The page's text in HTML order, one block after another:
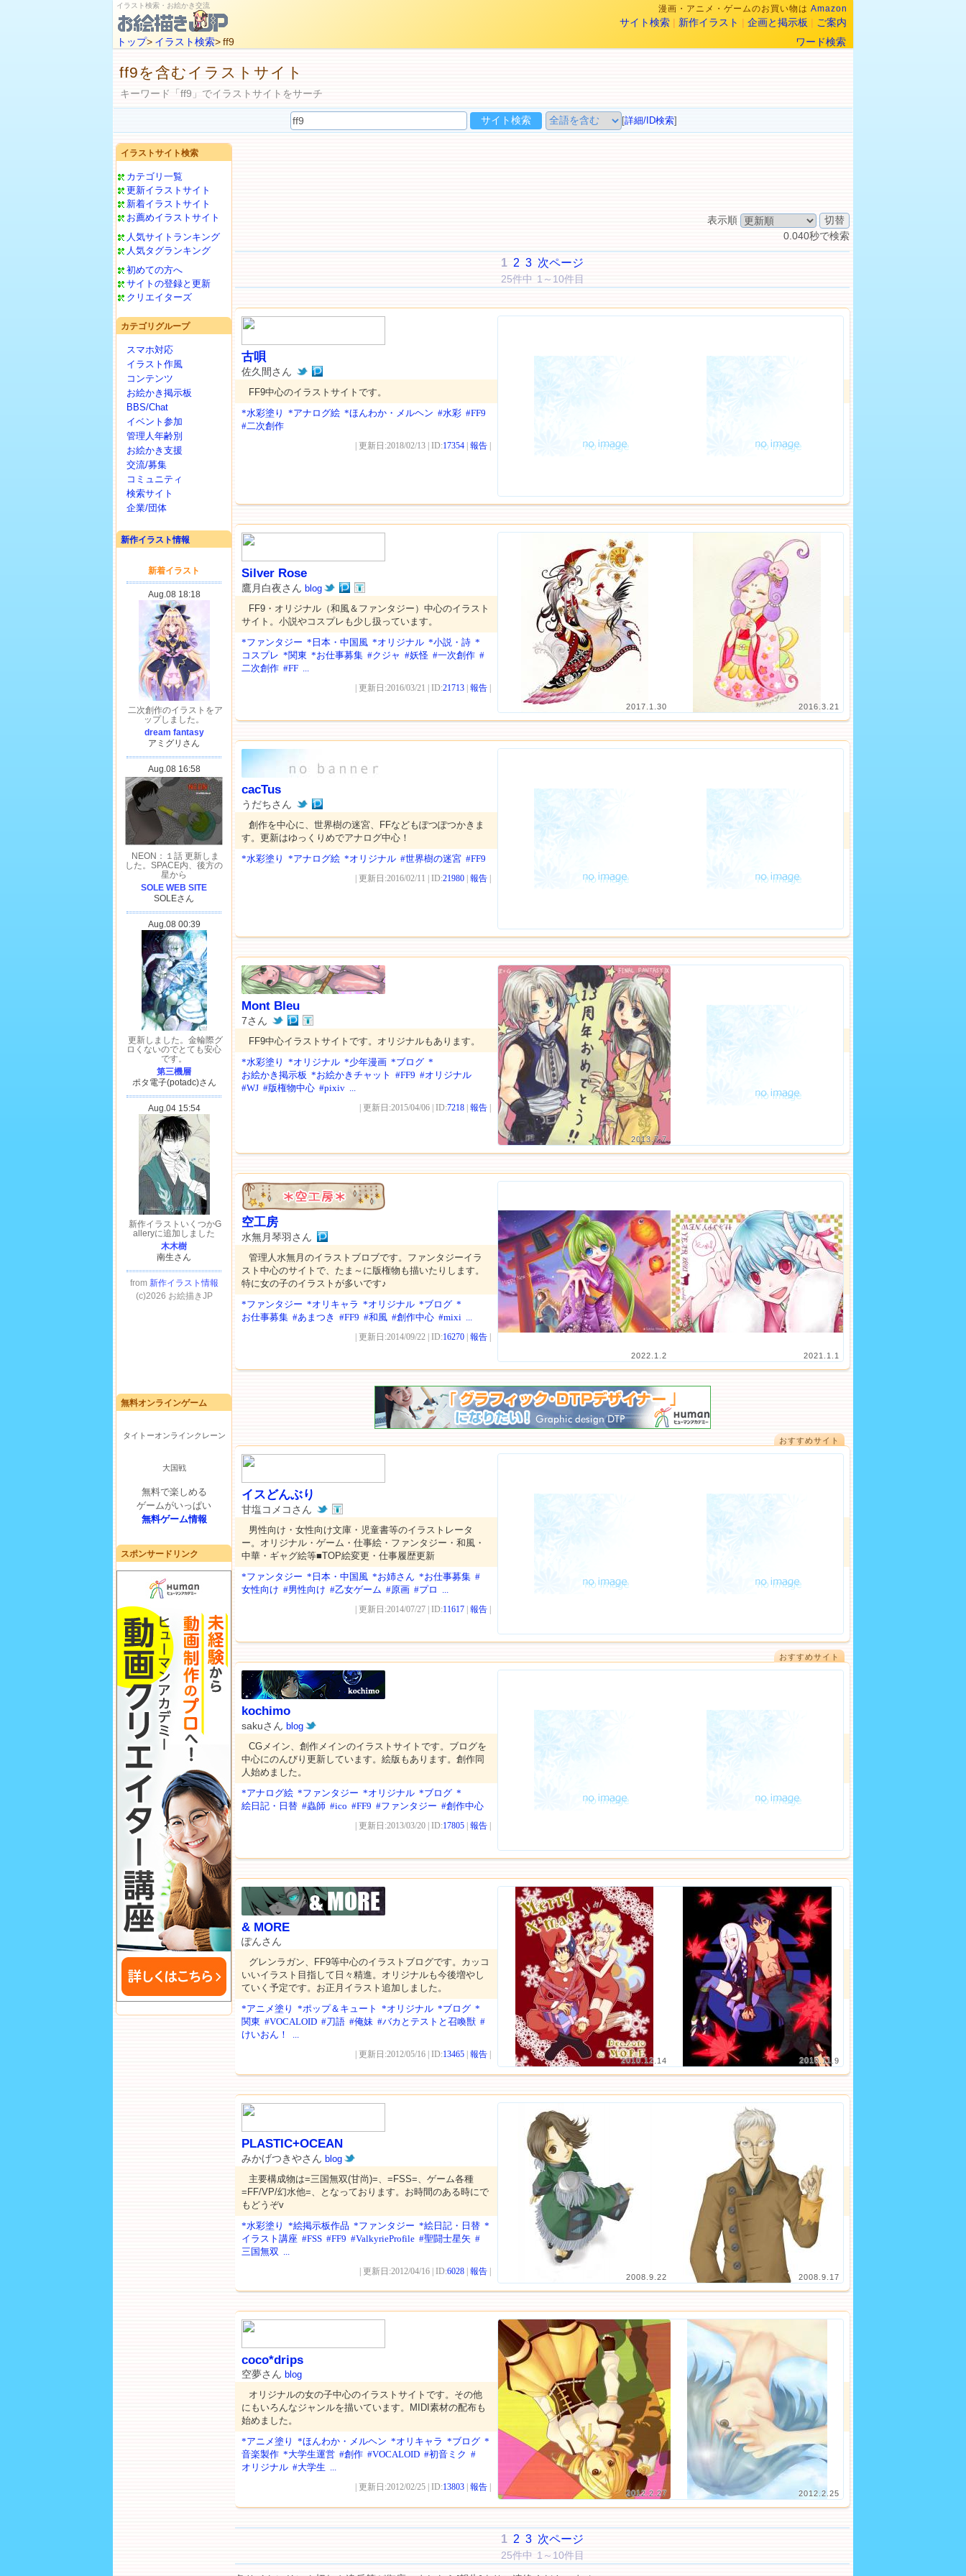
イラスト検索・お絵かき交流 漫画・アニメ・ゲームのお買い物は Amazon
サイト検索 | 新作イラスト | 企画と掲示板 | ご案内
トップ> イラスト検索> ff9 ワード検索
ff9を含むイラストサイト
キーワード「ff9」でイラストサイトをサーチ
[詳細/ID検索]
イラストサイト検索
カテゴリ一覧
更新イラストサイト
新着イラストサイト
お薦めイラストサイト
人気サイトランキング
人気タグランキング
初めての方へ
サイトの登録と更新
クリエイターズ
カテゴリグループ
スマホ対応
イラスト作風
コンテンツ
お絵かき掲示板
BBS/Chat
イベント参加
管理人年齢別
お絵かき支援
交流/募集
コミュニティ
検索サイト
企業/団体
新作イラスト情報
無料オンラインゲーム
タイトーオンラインクレーン
大国戦
無料で楽しめる
ゲームがいっぱい
無料ゲーム情報
スポンサードリンク
表示順
0.040秒で検索
1 2 3 次ページ
25件中 1～10件目
古唄
佐久間さん
FF9中心のイラストサイトです。
*水彩塗り *アナログ絵 *ほんわか・メルヘン #水彩 #FF9
#二次創作
| 更新日:2018/02/13 | ID:17354 報告
2017.1.30 2016.3.21
Silver Rose
鷹月白夜さん blog
FF9・オリジナル（和風＆ファンタジー）中心のイラスト
サイト。小説やコスプレも少し扱っています。
*ファンタジー *日本・中国風 *オリジナル *小説・詩 *
コスプレ *関東 *お仕事募集 #クジャ #妖怪 #一次創作 #
二次創作 #FF ...
| 更新日:2016/03/21 | ID:21713 報告
cacTus
うだちさん
創作を中心に、世界樹の迷宮、FFなどもぽつぽつかきま
す。更新はゆっくりめでアナログ中心！
*水彩塗り *アナログ絵 *オリジナル #世界樹の迷宮 #FF9
| 更新日:2016/02/11 | ID:21980 報告
2013.7.7
Mont Bleu
7さん
FF9中心イラストサイトです。オリジナルもあります。
*水彩塗り *オリジナル *少年漫画 *ブログ *
お絵かき掲示板 *お絵かきチャット #FF9 #オリジナル
#WJ #版権物中心 #pixiv ...
| 更新日:2015/04/06 | ID:7218 報告
2022.1.2 2021.1.1
空工房
水無月琴羽さん
管理人水無月のイラストブロブです。ファンタジーイラ
スト中心のサイトで、たま～に版権物も描いたりします。
特に女の子のイラストが多いです♪
*ファンタジー *オリキャラ *オリジナル *ブログ *
お仕事募集 #あまつき #FF9 #和風 #創作中心 #mixi ...
| 更新日:2014/09/22 | ID:16270 報告
おすすめサイト
イスどんぶり
甘塩コメコさん
男性向け・女性向け文庫・児童書等のイラストレータ
ー。オリジナル・ゲーム・仕事絵・ファンタジー・和風・
中華・ギャグ絵等■TOP絵変更・仕事履歴更新
*ファンタジー *日本・中国風 *お姉さん *お仕事募集 #
女性向け #男性向け #乙女ゲーム #原画 #プロ ...
| 更新日:2014/07/27 | ID:11617 報告
おすすめサイト
kochimo
sakuさん blog
CGメイン、創作メインのイラストサイトです。ブログを
中心にのんびり更新しています。絵版もあります。創作同
人始めました。
*アナログ絵 *ファンタジー *オリジナル *ブログ *
絵日記・日替 #蟲師 #ico #FF9 #ファンタジー #創作中心
| 更新日:2013/03/20 | ID:17805 報告
2010.12.14 2010.11.9
& MORE
ぽんさん
グレンラガン、FF9等中心のイラストブログです。カッコ
いいイラスト目指して日々精進。オリジナルも今後増やし
ていく予定です。お正月イラスト追加しました。
*アニメ塗り *ポップ＆キュート *オリジナル *ブログ *
関東 #VOCALOID #刀語 #俺妹 #バカとテストと召喚獣 #
けいおん！
...
| 更新日:2012/05/16 | ID:13465 報告
2008.9.22 2008.9.17
PLASTIC+OCEAN
みかげつきやさん blog
主要構成物は=三国無双(甘尚)=、=FSS=、ゲーム各種
=FF/VP/幻水他=、となっております。お時間のある時にで
もどうぞv
*水彩塗り *絵掲示板作品 *ファンタジー *絵日記・日替 *
イラスト講座 #FSS #FF9 #ValkyrieProfile #聖闘士星矢 #
三国無双 ...
| 更新日:2012/04/16 | ID:6028 報告
2012.2.27 2012.2.25
coco*drips
空夢さん blog
オリジナルの女の子中心のイラストサイトです。その他
にもいろんなジャンルを描いています。MIDI素材の配布も
始めました。
*アニメ塗り *ほんわか・メルヘン *オリキャラ *ブログ *
音楽製作 *大学生運営 #創作 #VOCALOID #初音ミク #
オリジナル #大学生 ...
| 更新日:2012/02/25 | ID:13803 報告
1 2 3 次ページ
25件中 1～10件目